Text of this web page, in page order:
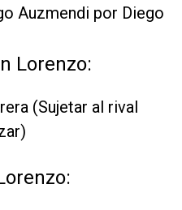
Auzmendi por Diego
Lorenzo:
(Sujetar al rival